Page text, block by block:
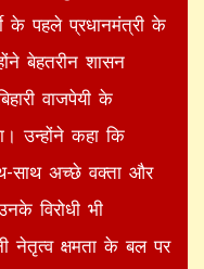
के पहले प्रधानमंत्री के
बेहतरीन शासन
वाजपेयी के
उन्होंने कहा कि
साथ अच्छे वक्ता और
विरोधी भी
क्षमता के बल पर